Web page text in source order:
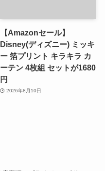
【Amazonセール】
Disney(ディズニー) ミッキ
ー 箔プリント キラキラ カ
ーテン 4枚組 セットが1680
円
2026年8月10日